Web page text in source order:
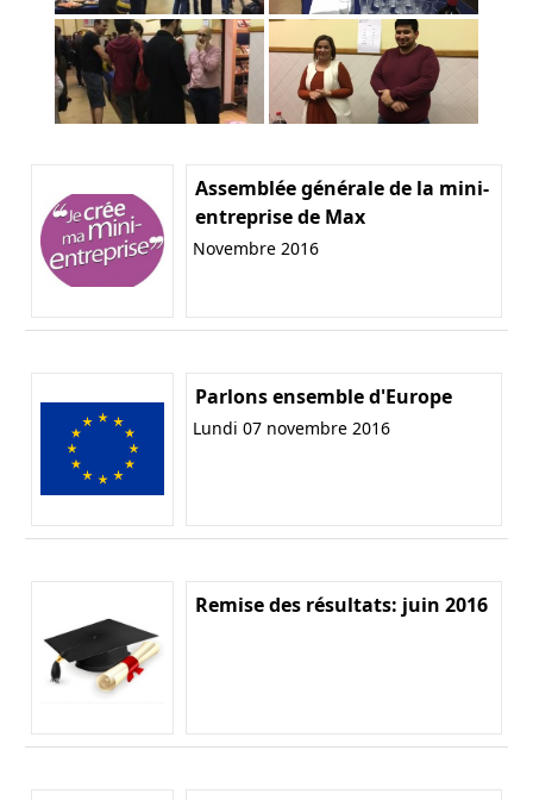
Assemblée générale de la mini-
entreprise de Max
Novembre 2016
Parlons ensemble d'Europe
Lundi 07 novembre 2016
Remise des résultats: juin 2016